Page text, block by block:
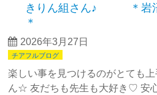
きりん組さん♪ ＊岩沼
＊
2026年3月27日
チアフルブログ
楽しい事を見つけるのがとても
ん☆ 友だちも先生も大好き♡ 安